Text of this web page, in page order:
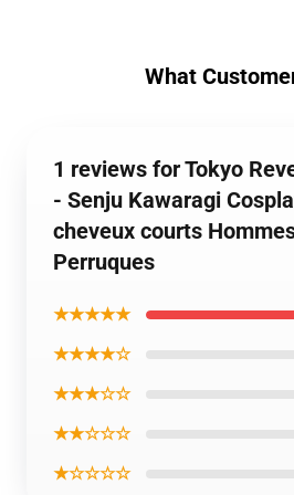
What
1 reviews for Tokyo
- Senju Kawaragi
cheveux courts
Perruques
★★★★★
★★★★☆
★★★☆☆
★★☆☆☆
★☆☆☆☆